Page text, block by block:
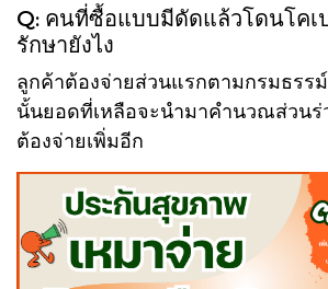
Q: คนที่ซื้อแบบมีดัดแล้วโดนโคเ
รักษายังไง
ลูกค้าต้องจ่ายส่วนแรกตามกรมธรร
นั้นยอดที่เหลือจะนำมาคำนวณส่วนร่
ต้องจ่ายเพิ่มอีก